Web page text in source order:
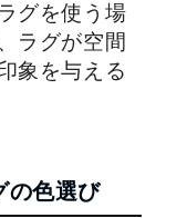
グを使う場
ラグが空間
象を与える
の色選び